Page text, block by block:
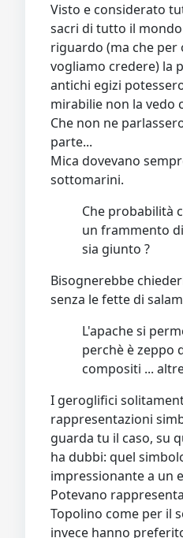
Visto e considerato
sacri di tutto il
riguardo (ma che
vogliamo credere) la
antichi egizi
mirabilie non la vedo
Che non ne
parte...
Mica dovevano
sottomarini.
Che probabilità
un frammento
sia giunto ?
Bisognerebbe
senza le fette di
L'apache si
perchè è zeppo
compositi ...
I geroglifici
rappresentazioni
guarda tu il caso, su
ha dubbi: quel
impressionante a un
Potevano
Topolino come per il
invece hanno